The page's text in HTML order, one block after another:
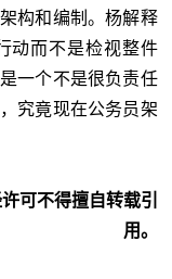
构和编制。杨解释
动而不是检视整件
一个不是很负责任
究竟现在公务员架
可不得擅自转载引
用。